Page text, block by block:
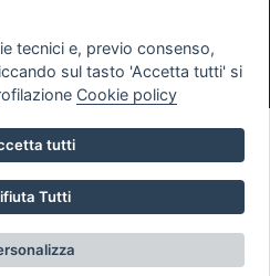
versione per UTENTI CON
®, una font italiana ad Alta
tecnici e, previo consenso,
sul tasto 'Accetta tutti' si
Cookie policy
tutti
Tutti